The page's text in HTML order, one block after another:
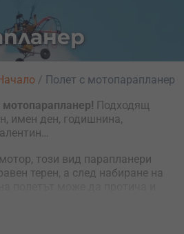
мотопарапланер! Подходящ
имен ден, годишнина,
този вид парапланери
терен, а след набиране на
/ Полет с мотопарапланер